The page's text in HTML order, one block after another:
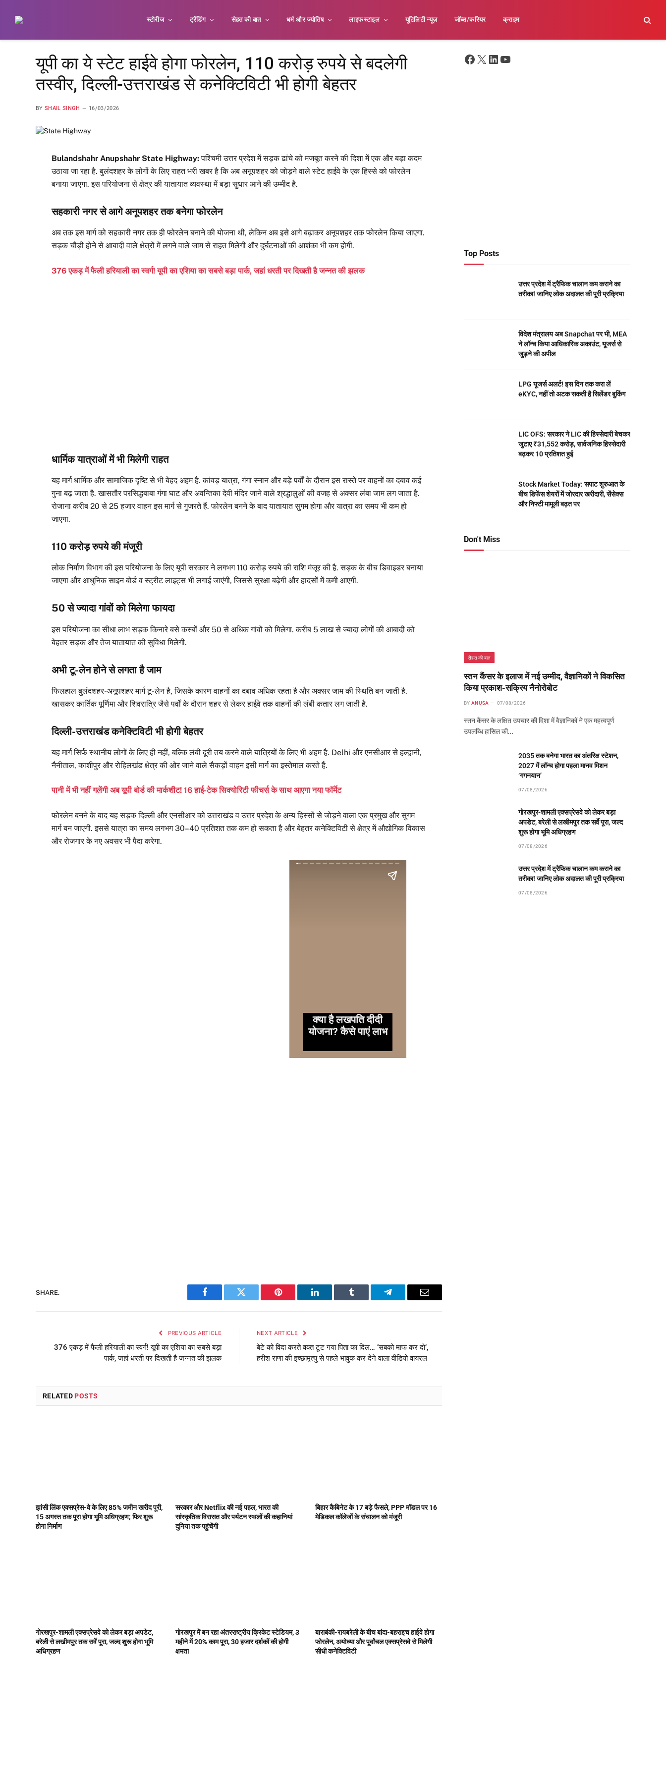
स्टोरीज ट्रेंडिंग सेहत की बात धर्म और ज्योतिष लाइफस्टाइल यूटिलिटी न्यूज़ जॉब्स/करियर क्राइम
यूपी का ये स्टेट हाईवे होगा फोरलेन, 110 करोड़ रुपये से बदलेगी
तस्वीर, दिल्ली-उत्तराखंड से कनेक्टिविटी भी होगी बेहतर
BY SHAIL SINGH 16/03/2026
Bulandshahr Anupshahr State Highway:पश्चिमी उत्तर प्रदेश में सड़क ढांचे को मजबूत करने की दिशा में एक और बड़ा कदम
उठाया जा रहा है. बुलंदशहर के लोगों के लिए राहत भरी खबर है कि अब अनूपशहर को जोड़ने वाले स्टेट हाईवे के एक हिस्से को फोरलेन
बनाया जाएगा. इस परियोजना से क्षेत्र की यातायात व्यवस्था में बड़ा सुधार आने की उम्मीद है.
सहकारी नगर से आगे अनूपशहर तक बनेगा फोरलेन
अब तक इस मार्ग को सहकारी नगर तक ही फोरलेन बनाने की योजना थी, लेकिन अब इसे आगे बढ़ाकर अनूपशहर तक फोरलेन किया जाएगा.
सड़क चौड़ी होने से आबादी वाले क्षेत्रों में लगने वाले जाम से राहत मिलेगी और दुर्घटनाओं की आशंका भी कम होगी.
376 एकड़ में फैली हरियाली का स्वर्ग! यूपी का एशिया का सबसे बड़ा पार्क, जहां धरती पर दिखती है जन्नत की झलक
धार्मिक यात्राओं में भी मिलेगी राहत
यह मार्ग धार्मिक और सामाजिक दृष्टि से भी बेहद अहम है. कांवड़ यात्रा, गंगा स्नान और बड़े पर्वों के दौरान इस रास्ते पर वाहनों का दबाव कई
गुना बढ़ जाता है. खासतौर परसिद्धबाबा गंगा घाट और अवन्तिका देवी मंदिर जाने वाले श्रद्धालुओं की वजह से अक्सर लंबा जाम लग जाता है.
रोजाना करीब 20 से 25 हजार वाहन इस मार्ग से गुजरते हैं. फोरलेन बनने के बाद यातायात सुगम होगा और यात्रा का समय भी कम हो
जाएगा.
110 करोड़ रुपये की मंजूरी
लोक निर्माण विभाग की इस परियोजना के लिए यूपी सरकार ने लगभग 110 करोड़ रुपये की राशि मंजूर की है. सड़क के बीच डिवाइडर बनाया
जाएगा और आधुनिक साइन बोर्ड व स्ट्रीट लाइट्स भी लगाई जाएंगी, जिससे सुरक्षा बढ़ेगी और हादसों में कमी आएगी.
50 से ज्यादा गांवों को मिलेगा फायदा
इस परियोजना का सीधा लाभ सड़क किनारे बसे कस्बों और 50 से अधिक गांवों को मिलेगा. करीब 5 लाख से ज्यादा लोगों की आबादी को
बेहतर सड़क और तेज यातायात की सुविधा मिलेगी.
अभी टू-लेन होने से लगता है जाम
फिलहाल बुलंदशहर-अनूपशहर मार्ग टू-लेन है, जिसके कारण वाहनों का दबाव अधिक रहता है और अक्सर जाम की स्थिति बन जाती है.
खासकर कार्तिक पूर्णिमा और शिवरात्रि जैसे पर्वों के दौरान शहर से लेकर हाईवे तक वाहनों की लंबी कतार लग जाती है.
दिल्ली-उत्तराखंड कनेक्टिविटी भी होगी बेहतर
यह मार्ग सिर्फ स्थानीय लोगों के लिए ही नहीं, बल्कि लंबी दूरी तय करने वाले यात्रियों के लिए भी अहम है. Delhi और एनसीआर से हल्द्वानी,
नैनीताल, काशीपुर और रोहिलखंड क्षेत्र की ओर जाने वाले सैकड़ों वाहन इसी मार्ग का इस्तेमाल करते हैं.
पानी में भी नहीं गलेंगी अब यूपी बोर्ड की मार्कशीट! 16 हाई-टेक सिक्योरिटी फीचर्स के साथ आएगा नया फॉर्मेट
फोरलेन बनने के बाद यह सड़क दिल्ली और एनसीआर को उत्तराखंड व उत्तर प्रदेश के अन्य हिस्सों से जोड़ने वाला एक प्रमुख और सुगम
मार्ग बन जाएगी. इससे यात्रा का समय लगभग 30–40 प्रतिशत तक कम हो सकता है और बेहतर कनेक्टिविटी से क्षेत्र में औद्योगिक विकास
और रोजगार के नए अवसर भी पैदा करेगा.
SHARE.
Facebook Twitter Pinterest LinkedIn Tumblr Telegram Email
PREVIOUS ARTICLE
376 एकड़ में फैली हरियाली का स्वर्ग! यूपी का एशिया का सबसे बड़ा
पार्क, जहां धरती पर दिखती है जन्नत की झलक
NEXT ARTICLE
बेटे को विदा करते वक्त टूट गया पिता का दिल… ‘सबको माफ कर दो’,
हरीश राणा की इच्छामृत्यु से पहले भावुक कर देने वाला वीडियो वायरल
RELATED POSTS
झांसी लिंक एक्सप्रेस-वे के लिए 85% जमीन खरीद पूरी,
15 अगस्त तक पूरा होगा भूमि अधिग्रहण; फिर शुरू
होगा निर्माण
सरकार और Netflix की नई पहल, भारत की
सांस्कृतिक विरासत और पर्यटन स्थलों की कहानियां
दुनिया तक पहुंचेंगी
बिहार कैबिनेट के 17 बड़े फैसले, PPP मॉडल पर 16
मेडिकल कॉलेजों के संचालन को मंजूरी
गोरखपुर-शामली एक्सप्रेसवे को लेकर बड़ा अपडेट,
बरेली से लखीमपुर तक सर्वे पूरा, जल्द शुरू होगा भूमि
अधिग्रहण
गोरखपुर में बन रहा अंतरराष्ट्रीय क्रिकेट स्टेडियम, 3
महीने में 20% काम पूरा, 30 हजार दर्शकों की होगी
क्षमता
बाराबंकी-रायबरेली के बीच बांदा-बहराइच हाईवे होगा
फोरलेन, अयोध्या और पूर्वांचल एक्सप्रेसवे से मिलेगी
सीधी कनेक्टिविटी
Facebook
X LinkedIn
YouTube
Top Posts
उत्तर प्रदेश में ट्रैफिक चालान कम कराने का
तरीका! जानिए लोक अदालत की पूरी प्रक्रिया
विदेश मंत्रालय अब Snapchat पर भी, MEA
ने लॉन्च किया आधिकारिक अकाउंट, यूजर्स से
जुड़ने की अपील
LPG यूजर्स अलर्ट! इस दिन तक करा लें
eKYC, नहीं तो अटक सकती है सिलेंडर बुकिंग
LIC OFS: सरकार ने LIC की हिस्सेदारी बेचकर
जुटाए ₹31,552 करोड़, सार्वजनिक हिस्सेदारी
बढ़कर 10 प्रतिशत हुई
Stock Market Today: सपाट शुरुआत के
बीच डिफेंस शेयरों में जोरदार खरीदारी, सेंसेक्स
और निफ्टी मामूली बढ़त पर
Don't Miss
सेहत की बात
स्तन कैंसर के इलाज में नई उम्मीद, वैज्ञानिकों ने विकसित
किया प्रकाश-सक्रिय नैनोरोबोट
BY ANUSA 07/08/2026
स्तन कैंसर के लक्षित उपचार की दिशा में वैज्ञानिकों ने एक महत्वपूर्ण
उपलब्धि हासिल की…
2035 तक बनेगा भारत का अंतरिक्ष स्टेशन,
2027 में लॉन्च होगा पहला मानव मिशन
‘गगनयान’
07/08/2026
गोरखपुर-शामली एक्सप्रेसवे को लेकर बड़ा
अपडेट, बरेली से लखीमपुर तक सर्वे पूरा, जल्द
शुरू होगा भूमि अधिग्रहण
07/08/2026
उत्तर प्रदेश में ट्रैफिक चालान कम कराने का
तरीका! जानिए लोक अदालत की पूरी प्रक्रिया
07/08/2026